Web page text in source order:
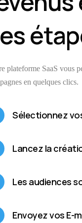
plateforme SaaS vous
en quelques clics.
Sélectionnez
Lancez la
Les audiences
Envoyez vos E-